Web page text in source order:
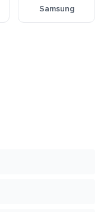
Samsung